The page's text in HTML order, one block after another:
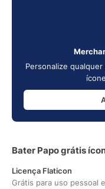
Personalize
Bater Papo grátis
Licença Flaticon
Grátis para uso pessoal